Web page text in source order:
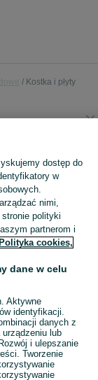
Kostka i płyty
Sprzedaż kostki i płyt ogrodowych w Polsce ▶️ betonowe, kamienne, różne kolory i rozmiary ✅ Szeroki wybór w atrakcyjnych cenach ☝ Sprawdź oferty na OLX.pl!
dostęp do
w
nimi,
polityki
partnerom i
Polityka cookies,
dane w celu
Aktywne
identyfikacji.
danych z
lub
i ulepszanie
Tworzenie